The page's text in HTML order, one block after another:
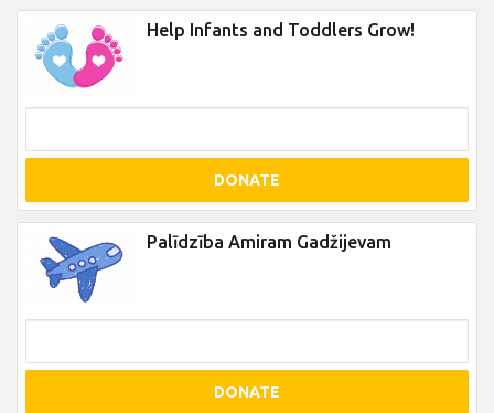
Help Infants and Toddlers Grow!
DONATE
Palīdzība Amiram Gadžijevam
DONATE